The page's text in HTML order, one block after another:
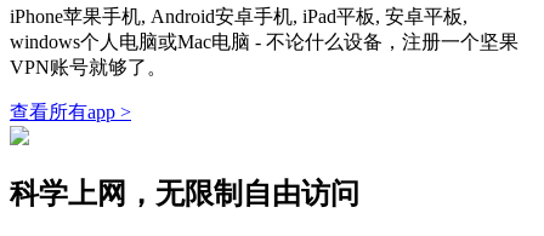
iPhone苹果手机, Android安卓手机, iPad平板, 安卓平板,
windows个人电脑或Mac电脑 - 不论什么设备，注册一个坚果
VPN账号就够了。
查看所有app >
科学上网，无限制自由访问